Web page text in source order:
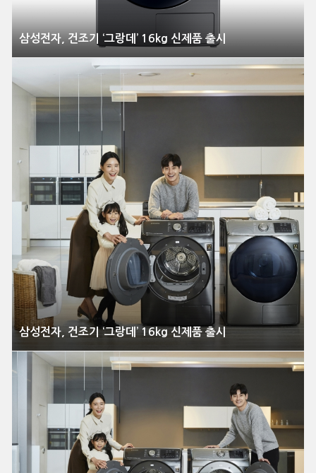
삼성전자, 건조기 ‘그랑데’ 16kg 신제품 출시
삼성전자, 건조기 ‘그랑데’ 16kg 신제품 출시